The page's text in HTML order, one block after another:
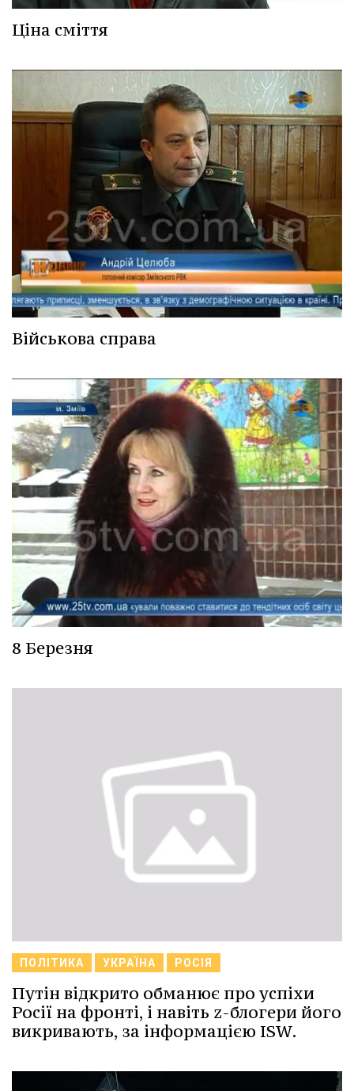
Ціна сміття
Військова справа
8 Березня
ПОЛІТИКА УКРАЇНА РОСІЯ
Путін відкрито обманює про успіхи
Росії на фронті, і навіть z-блогери його
викривають, за інформацією ISW.